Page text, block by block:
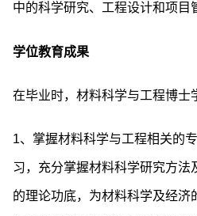
中的科学研究、工程设计和项目
学位教育成果
在毕业时，材料科学与工程博士
1、掌握材料科学与工程相关的
习，充分掌握材料科学研究方法
的理论功底，为材料科学及经济